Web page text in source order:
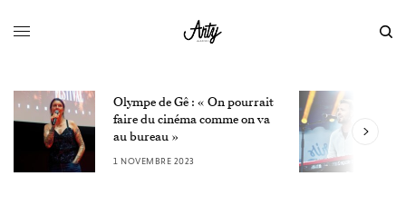
Olympe de Gê : « On pourrait
faire du cinéma comme on va
au bureau »
1 NOVEMBRE 2023